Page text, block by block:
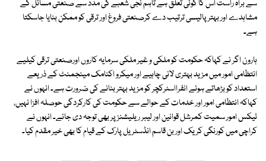
سے براہ راست اس کا کوئی تعلق ہے تاہم نجی شعبے کی مدد سے صنعتی مسائل کے
مشاہدے اور بہتر پالیسی ترتیب دے کرصنعتی فروغ اور ترقی کو ممکن بنایا جاسکتا
ہے۔
ہارون اگر نے کہاکہ حکومت کو ملکی و غیر ملکی سرمایہ کاروں اورصنعتی ترقی کیلیے
انتظامی امور میں مزید بہتری لانی چاہیے اور میکرو اکنامک مینجمنٹ کے ذریعے
استعداد کو بڑھاتے ہوئے انفرااسٹرکچر کو مزید بہتر بنانے کی ضرورت ہے۔ انہوں نے
کہاکہ انتظامی امور اور خدمات کے حوالے سے حکومت کی کارکردگی حوصلہ افزا نہیں،
ٹیکس امور سمیت کمرشل قوانین اور لیبر ریلیشنز پر بھی توجہ دی جائے۔ انہوں نے
کراچی میں کورنگی کریک اور بن قاسم انڈسٹریل پارک کے قیام کا بھی خیر مقدم کیا۔